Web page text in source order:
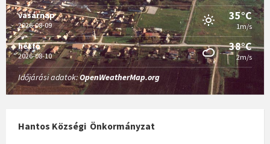
vasárnap
2026-08-09
35°C
1m/s
hétfő
2026-08-10
38°C
2m/s
Időjárási adatok:OpenWeatherMap.org
Hantos Községi Önkormányzat